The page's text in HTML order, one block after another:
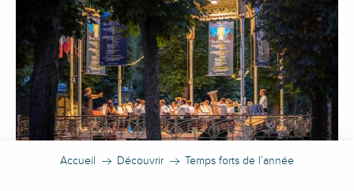
Accueil Découvrir Temps forts de l’année